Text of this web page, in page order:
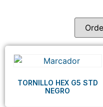
TORNILLO HEX G5 STD
NEGRO